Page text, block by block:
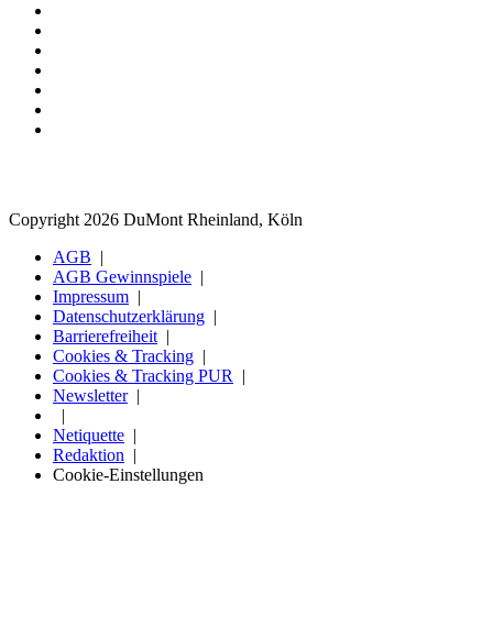
Copyright 2026 DuMont Rheinland, Köln
AGB
AGB Gewinnspiele
Impressum
Datenschutzerklärung
Barrierefreiheit
Cookies & Tracking
Cookies & Tracking PUR
Newsletter
Netiquette
Redaktion
Cookie-Einstellungen